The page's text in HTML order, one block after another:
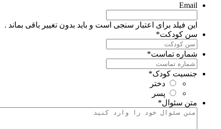
Email
این فیلد برای اعتبار سنجی است و باید بدون تغییر باقی بماند .
سن کودکت*
شماره تماست*
جنسیت کودک*
دختر
پسر
متن سئوال *